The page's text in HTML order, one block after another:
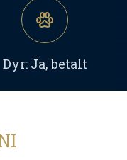
Dyr: Ja, betalt